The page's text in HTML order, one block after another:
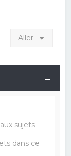
Aller
sujets
dans ce